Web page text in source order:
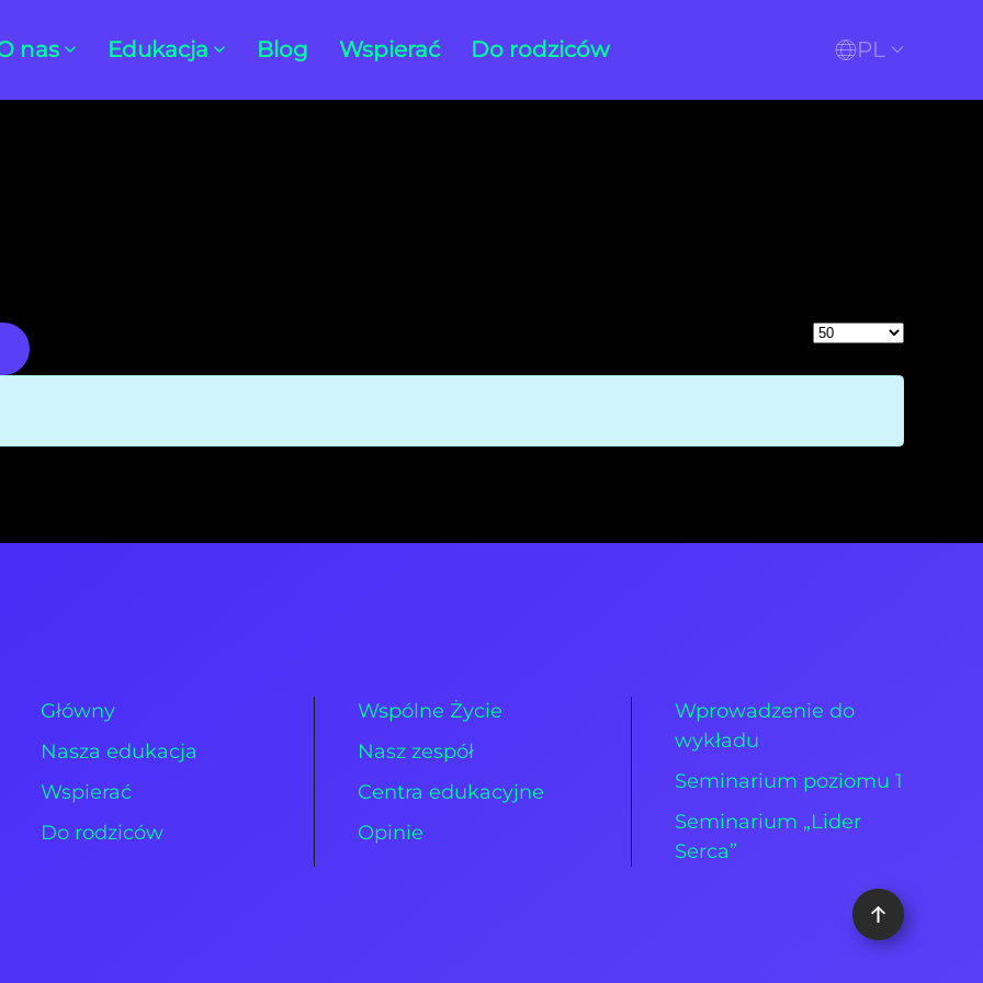
nas Edukacja Blog Wspierać Do rodziców PL
Pokaż #
Główny
Nasza edukacja
Wspierać
Do rodziców
Wspólne Życie
Nasz zespół
Centra edukacyjne
Opinie
Wprowadzenie do
wykładu
Seminarium poziomu 1
Seminarium „Lider
Serca”